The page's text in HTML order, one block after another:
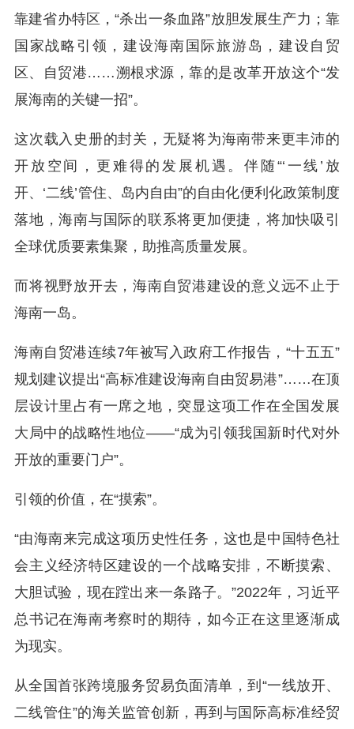
靠建省办特区，“杀出一条血路”放胆发展生产力；靠
国家战略引领，建设海南国际旅游岛，建设自贸
区、自贸港……溯根求源，靠的是改革开放这个“发
展海南的关键一招”。
这次载入史册的封关，无疑将为海南带来更丰沛的
开放空间，更难得的发展机遇。伴随“‘一线’放
开、‘二线’管住、岛内自由”的自由化便利化政策制度
落地，海南与国际的联系将更加便捷，将加快吸引
全球优质要素集聚，助推高质量发展。
而将视野放开去，海南自贸港建设的意义远不止于
海南一岛。
海南自贸港连续7年被写入政府工作报告，“十五五”
规划建议提出“高标准建设海南自由贸易港”……在顶
层设计里占有一席之地，突显这项工作在全国发展
大局中的战略性地位——“成为引领我国新时代对外
开放的重要门户”。
引领的价值，在“摸索”。
“由海南来完成这项历史性任务，这也是中国特色社
会主义经济特区建设的一个战略安排，不断摸索、
大胆试验，现在蹚出来一条路子。”2022年，习近平
总书记在海南考察时的期待，如今正在这里逐渐成
为现实。
从全国首张跨境服务贸易负面清单，到“一线放开、
二线管住”的海关监管创新，再到与国际高标准经贸